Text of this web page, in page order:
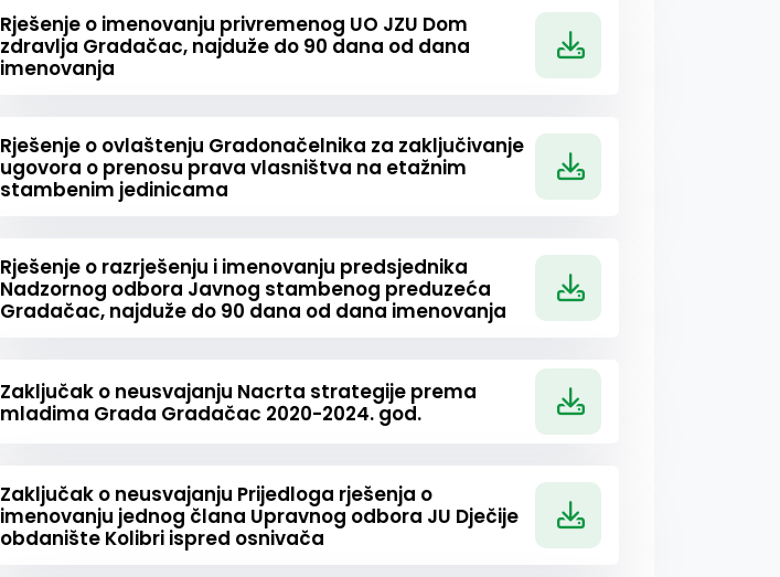
Rješenje o imenovanju privremenog UO JZU Dom
zdravlja Gradačac, najduže do 90 dana od dana
imenovanja
Rješenje o ovlaštenju Gradonačelnika za zaključivanje
ugovora o prenosu prava vlasništva na etažnim
stambenim jedinicama
Rješenje o razrješenju i imenovanju predsjednika
Nadzornog odbora Javnog stambenog preduzeća
Gradačac, najduže do 90 dana od dana imenovanja
Zaključak o neusvajanju Nacrta strategije prema
mladima Grada Gradačac 2020-2024. god.
Zaključak o neusvajanju Prijedloga rješenja o
imenovanju jednog člana Upravnog odbora JU Dječije
obdanište Kolibri ispred osnivača